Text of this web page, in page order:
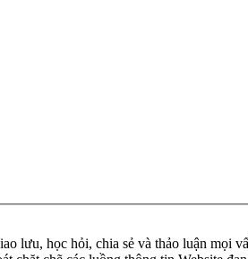
lưu, học hỏi, chia sẻ và thảo luận mọi